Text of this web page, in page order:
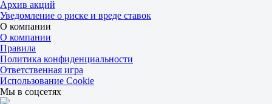
0.5
1.52
2.35
Англия (POVEZLO)
-
Франция (PSPRO)
Завтра в 01:17
3.70
3.20
Архив акций
Уведомление о риске и вреде ставок
О компании
О компании
Правила
Политика конфиденциальности
Ответственная игра
Использование Cookie
Мы в соцсетях